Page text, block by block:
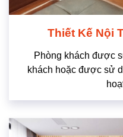
Thiết Kế Nội
Phòng khách được
khách hoặc được sử